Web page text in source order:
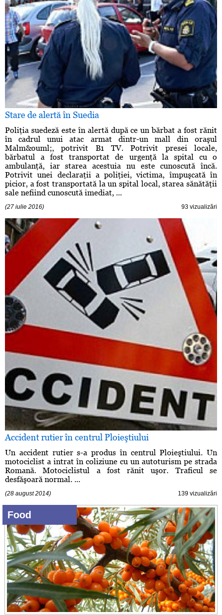
Stare de alertă în Suedia
Poliţia suedeză este în alertă după ce un bărbat a fost rănit
în cadrul unui atac armat dintr-un mall din oraşul
Malm&ouml;, potrivit B1 TV. Potrivit presei locale,
bărbatul a fost transportat de urgenţă la spital cu o
ambulanţă, iar starea acestuia nu este cunoscută încă.
Potrivit unei declaraţii a poliţiei, victima, împuşcată în
picior, a fost transportată la un spital local, starea sănătăţii
sale nefiind cunoscută imediat, ...
(27 iulie 2016) 93 vizualizări
Accident rutier în centrul Ploieştiului
Un accident rutier s-a produs în centrul Ploieştiului. Un
motociclist a intrat în coliziune cu un autoturism pe strada
Romană. Motociclistul a fost rănit uşor. Traficul se
desfăşoară normal. ...
(28 august 2014) 139 vizualizări
Food